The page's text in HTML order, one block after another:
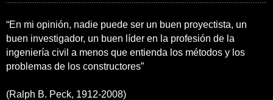
“En mi opinión, nadie puede ser un buen proyectista, un
buen investigador, un buen líder en la profesión de la
ingeniería civil a menos que entienda los métodos y los
problemas de los constructores”
(Ralph B. Peck, 1912-2008)